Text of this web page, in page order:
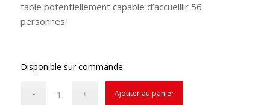
table potentiellement capable d’accueillir 56
personnes !
Disponible sur commande
Ajouter au panier